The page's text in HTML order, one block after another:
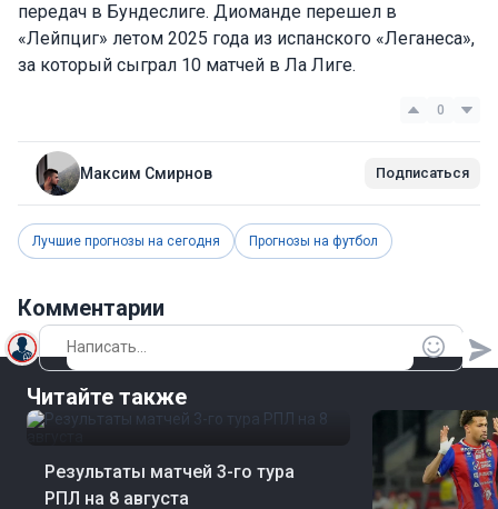
передач в Бундеслиге. Диоманде перешел в
«Лейпциг» летом 2025 года из испанского «Леганеса»,
за который сыграл 10 матчей в Ла Лиге.
0
Максим Смирнов Подписаться
Лучшие прогнозы на сегодня Прогнозы на футбол
Комментарии
Читайте также
Результаты матчей 3-го тура
РПЛ на 8 августа